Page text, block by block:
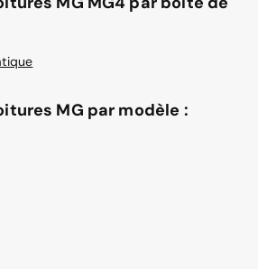
MG par modèle :